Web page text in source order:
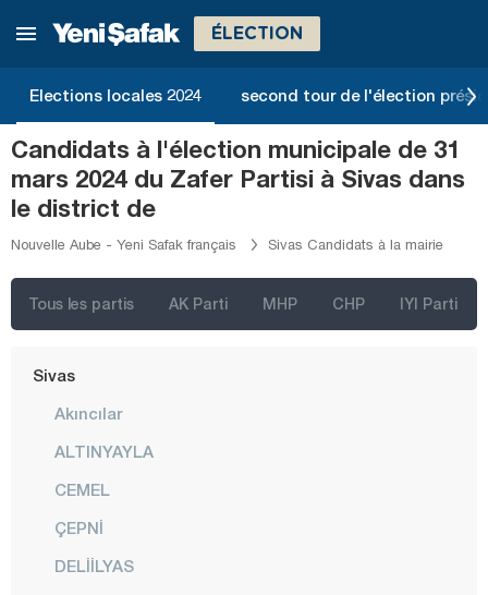
ÉLECTION
Elections locales 2024 second tour de l'élection
Candidats à l'élection municipale de 31
mars 2024 du Zafer Partisi à Sivas dans
le district de
Nouvelle Aube - Yeni Safak français Sivas Candidats à la mairie
Tous les partis AK Parti MHP CHP IYI Parti
Ordu
Rize
Sakarya
Samsun
Şanlıurfa
Siirt
Şırnak
Sivas
Akıncılar
ALTINYAYLA
CEMEL
ÇEPNİ
DELİİLYAS